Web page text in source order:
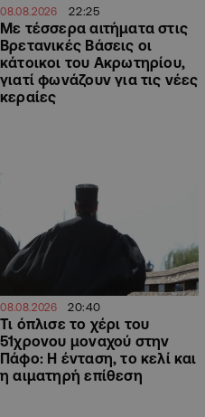
08.08.2026 22:25
Με τέσσερα αιτήματα στις
Βρετανικές Βάσεις οι
κάτοικοι του Ακρωτηρίου,
γιατί φωνάζουν για τις νέες
κεραίες
08.08.2026 20:40
Τι όπλισε το χέρι του
51χρονου μοναχού στην
Πάφο: Η ένταση, το κελί και
η αιματηρή επίθεση